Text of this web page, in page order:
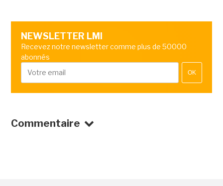
NEWSLETTER LMI
Recevez notre newsletter comme plus de 50000
abonnés
OK
Commentaire